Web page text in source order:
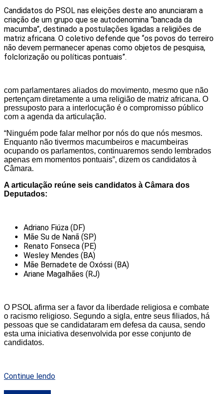
Candidatos do PSOL nas eleições deste ano anunciaram a
criação de um grupo que se autodenomina “bancada da
macumba”, destinado a postulações ligadas a religiões de
matriz africana. O coletivo defende que “os povos do terreiro
não devem permanecer apenas como objetos de pesquisa,
folclorização ou políticas pontuais”.
com parlamentares aliados do movimento, mesmo que não
pertençam diretamente a uma religião de matriz africana. O
pressuposto para a interlocução é o compromisso público
com a agenda da articulação.
“Ninguém pode falar melhor por nós do que nós mesmos.
Enquanto não tivermos macumbeiros e macumbeiras
ocupando os parlamentos, continuaremos sendo lembrados
apenas em momentos pontuais”, dizem os candidatos à
Câmara.
A articulação reúne seis candidatos à Câmara dos
Deputados:
Adriano Fiúza (DF)
Mãe Su de Nanã (SP)
Renato Fonseca (PE)
Wesley Mendes (BA)
Mãe Bernadete de Oxóssi (BA)
Ariane Magalhães (RJ)
O PSOL afirma ser a favor da liberdade religiosa e combate
o racismo religioso. Segundo a sigla, entre seus filiados, há
pessoas que se candidataram em defesa da causa, sendo
esta uma iniciativa desenvolvida por esse conjunto de
candidatos.
Continue lendo